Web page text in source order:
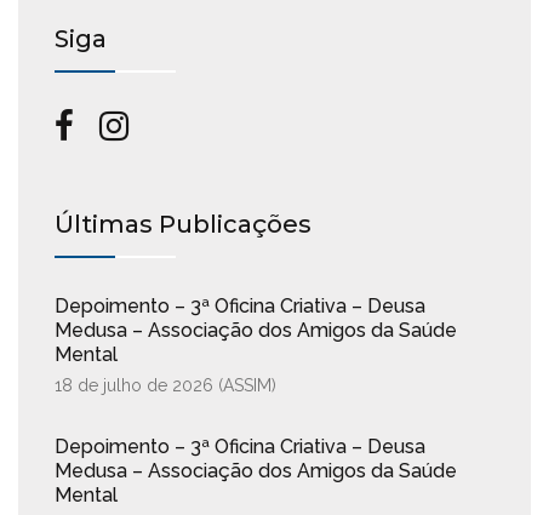
Siga
Últimas Publicações
Depoimento – 3ª Oficina Criativa – Deusa
Medusa – Associação dos Amigos da Saúde
Mental
18 de julho de 2026 (ASSIM)
Depoimento – 3ª Oficina Criativa – Deusa
Medusa – Associação dos Amigos da Saúde
Mental